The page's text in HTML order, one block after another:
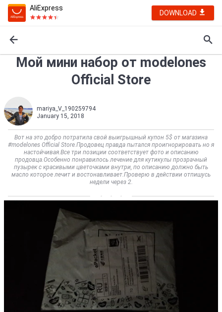
AliExpress
DOWNLOAD
Мой мини набор от modelones
Official Store
mariya_V_190259794
January 15, 2018
Вот на это добро потратила свой выигрышный купон 5$ от магазина
#modelones Official Store.Продовец правда пытался проигнорировать но я
настойчивая.Все три позиции соответствует фото и описанию
продовца.Особенно понравилось лечение для кутикулы прозрачный
пузырек с красивыми цветочками внутри, по описанию должно быть
масло которое лечит и востонавливает.Проверю в действии отпишусь
недели через 2.